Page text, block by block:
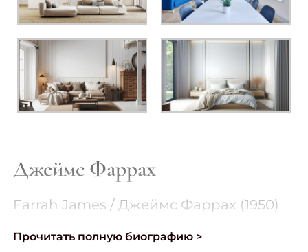
Джеймс Фаррах
Farrah James / Джеймс Фаррах (1950)
Прочитать полную биографию >